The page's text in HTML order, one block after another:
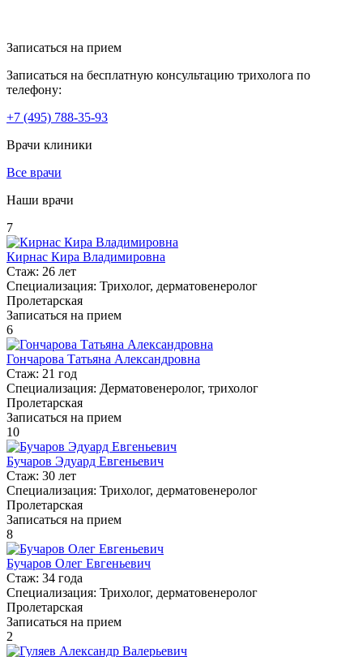
Записаться на прием
Записаться на бесплатную консультацию трихолога по
телефону:
+7 (495) 788-35-93
Врачи клиники
Все врачи
Наши врачи
7
Кирнас Кира Владимировна
Стаж: 26 лет
Специализация: Трихолог, дерматовенеролог
Пролетарская
Записаться на прием
6
Гончарова Татьяна Александровна
Стаж: 21 год
Специализация: Дерматовенеролог, трихолог
Пролетарская
Записаться на прием
10
Бучаров Эдуард Евгеньевич
Стаж: 30 лет
Специализация: Трихолог, дерматовенеролог
Пролетарская
Записаться на прием
8
Бучаров Олег Евгеньевич
Стаж: 34 года
Специализация: Трихолог, дерматовенеролог
Пролетарская
Записаться на прием
2